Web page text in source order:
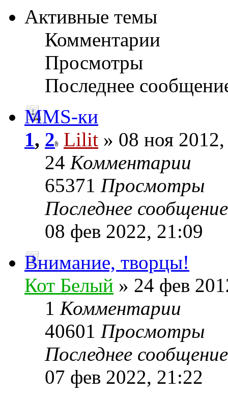
Активные темы
Комментарии
Просмотры
Последнее
MMS-ки
1, 2 Lilit » 08 ноя
24 Комментарии
65371 Просмотры
Последнее
08 фев 2022, 21:09
Внимание, творцы!
Кот Белый » 24 фев
1 Комментарии
40601 Просмотры
Последнее
07 фев 2022, 21:22